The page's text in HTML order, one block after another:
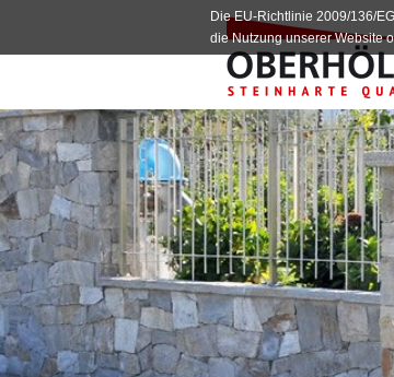
Die EU-Richtlinie 2009/136/
die Nutzung unserer Website